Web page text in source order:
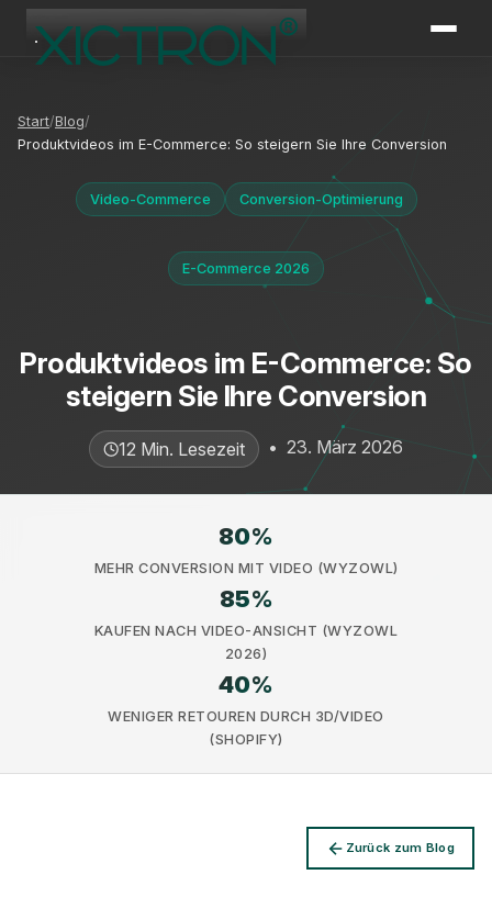
Start Blog
Produktvideos im E-Commerce: So steigern Sie Ihre Conversion
Video-Commerce Conversion-Optimierung
E-Commerce 2026
Produktvideos im E-Commerce: So
steigern Sie Ihre Conversion
12 Min. Lesezeit • 23. März 2026
80%
MEHR CONVERSION MIT VIDEO (WYZOWL)
85%
KAUFEN NACH VIDEO-ANSICHT (WYZOWL
2026)
40%
WENIGER RETOUREN DURCH 3D/VIDEO
(SHOPIFY)
Zurück zum Blog
XICTRON